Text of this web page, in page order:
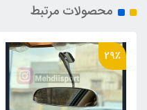
محصولات مرتبط
29٪